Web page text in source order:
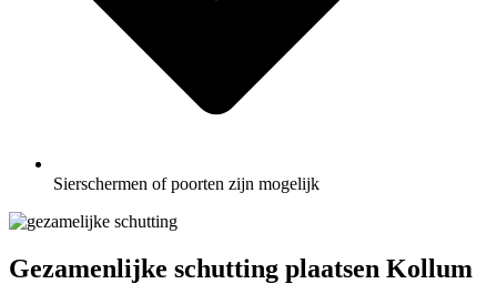
Sierschermen of poorten zijn mogelijk
Gezamenlijke schutting plaatsen Kollum